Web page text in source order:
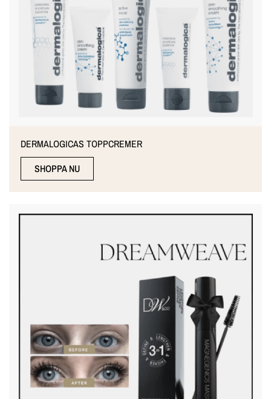
DERMALOGICAS TOPPCREMER
SHOPPA NU